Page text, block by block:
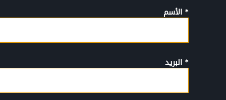
* الأسم
* البريد